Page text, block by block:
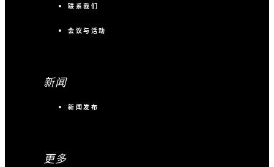
联系我们
会议与活动
新闻
新闻发布
更多